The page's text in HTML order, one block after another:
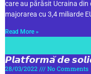
care au părăsit Ucraina
majorarea cu 3,4 miliarde
Read More »
𝙋𝙡𝙖𝙩𝙛𝙤𝙧𝙢𝙖̆ 𝙙𝙚
28/03/2022
No Comments